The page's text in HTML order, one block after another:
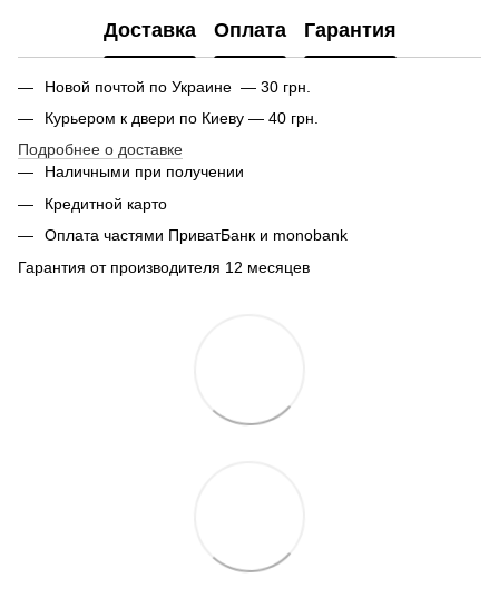
Доставка Оплата Гарантия
Новой почтой по Украине — 30 грн.
Курьером к двери по Киеву — 40 грн.
Подробнее о доставке
Наличными при получении
Кредитной карто
Оплата частями ПриватБанк и monobank
Гарантия от производителя 12 месяцев